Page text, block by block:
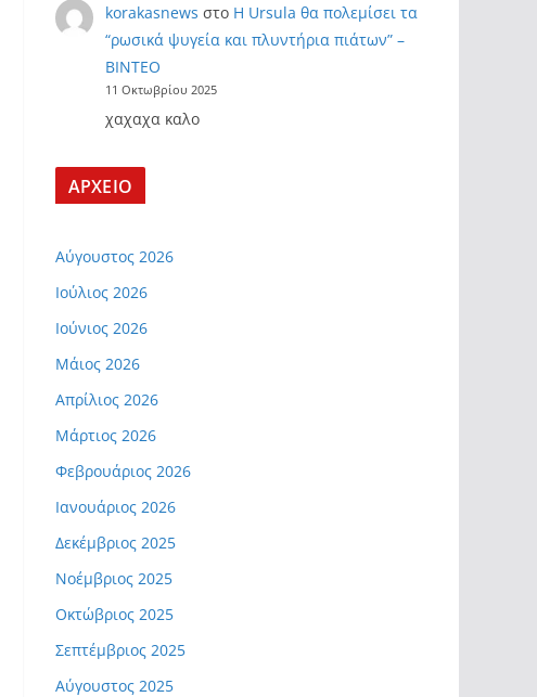
korakasnews στο Η Ursula θα πολεμίσει τα
“ρωσικά ψυγεία και πλυντήρια πιάτων” –
ΒΙΝΤΕΟ
11 Οκτωβρίου 2025
χαχαχα καλο
ΑΡΧΕΙΟ
Αύγουστος 2026
Ιούλιος 2026
Ιούνιος 2026
Μάιος 2026
Απρίλιος 2026
Μάρτιος 2026
Φεβρουάριος 2026
Ιανουάριος 2026
Δεκέμβριος 2025
Νοέμβριος 2025
Οκτώβριος 2025
Σεπτέμβριος 2025
Αύγουστος 2025